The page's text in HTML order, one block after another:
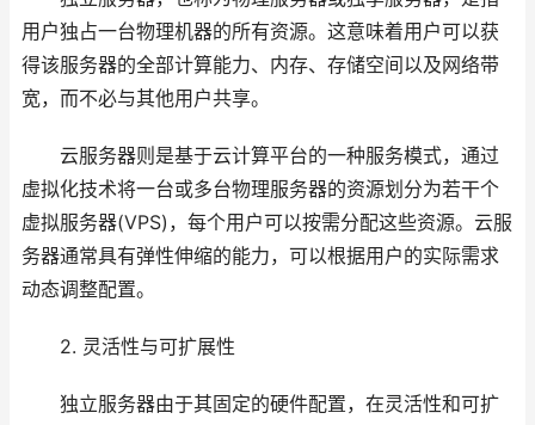
用户独占一台物理机器的所有资源。这意味着用户可以获
得该服务器的全部计算能力、内存、存储空间以及网络带
宽，而不必与其他用户共享。
云服务器则是基于云计算平台的一种服务模式，通过
虚拟化技术将一台或多台物理服务器的资源划分为若干个
虚拟服务器(VPS)，每个用户可以按需分配这些资源。云服
务器通常具有弹性伸缩的能力，可以根据用户的实际需求
动态调整配置。
2. 灵活性与可扩展性
独立服务器由于其固定的硬件配置，在灵活性和可扩